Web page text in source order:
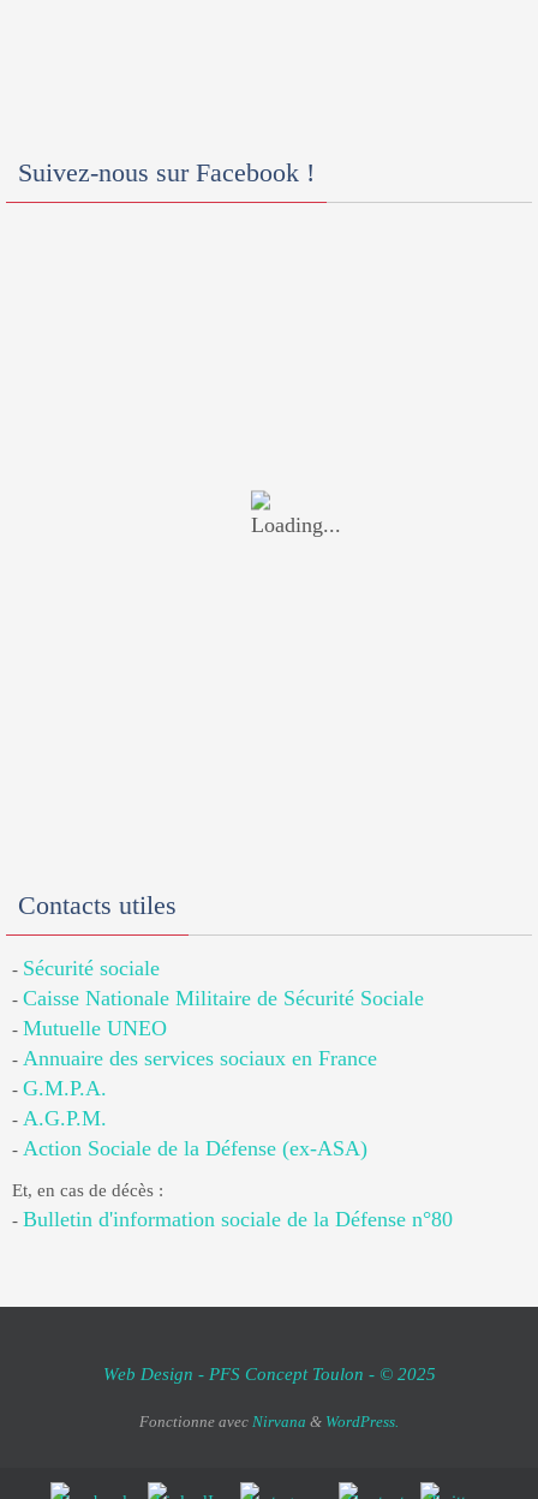
Suivez-nous sur Facebook !
Contacts utiles
- Sécurité sociale
- Caisse Nationale Militaire de Sécurité Sociale
- Mutuelle UNEO
- Annuaire des services sociaux en France
- G.M.P.A.
- A.G.P.M.
- Action Sociale de la Défense (ex-ASA)
Et, en cas de décès :
- Bulletin d'information sociale de la Défense n°80
Web Design - PFS Concept Toulon - © 2025
Fonctionne avec Nirvana & WordPress.